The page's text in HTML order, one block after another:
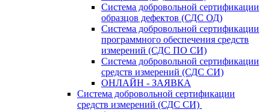
Система добровольной сертификации
образцов дефектов (СДС ОД)
Система добровольной сертификации
программного обеспечения средств
измерений (СДС ПО СИ)
Система добровольной сертификации
средств измерений (СДС СИ)
ОНЛАЙН - ЗАЯВКА
Система добровольной сертификации
средств измерений (СДС СИ)